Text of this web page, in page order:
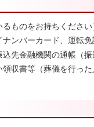
ものをお持ちください
ンバーカード、運転免
先金融機関の通帳（振
収書等（葬儀を行っ